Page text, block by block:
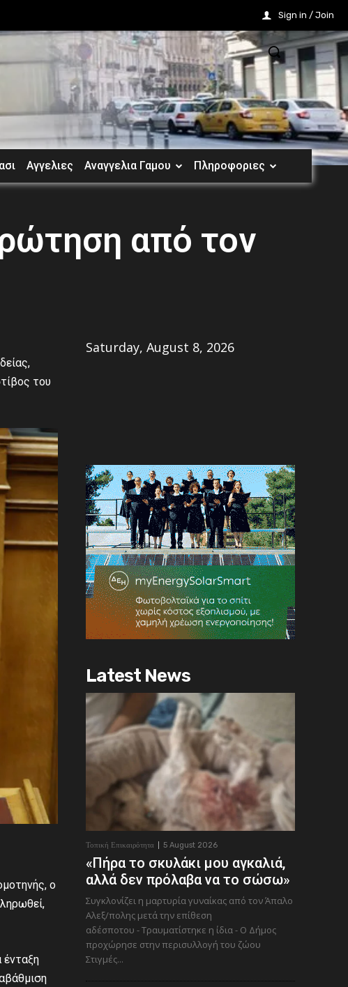
Sign in / Join
Αγγελιες Αναγγελια Γαμου Πληροφοριες
από τον
του
ο
ένταξη
Saturday, August 8, 2026
Latest News
Τοπική Επικαιρότητα 5 August 2026
«Πήρα το σκυλάκι μου αγκαλιά,
αλλά δεν πρόλαβα να το σώσω»
Συγκλονίζει η μαρτυρία γυναίκας από τον Άπαλο
Αλεξ/πολης μετά την επίθεση
αδέσποτου - Τραυματίστηκε η ίδια - Ο Δήμος
προχώρησε στην περισυλλογή του ζώου
Στιγμές...